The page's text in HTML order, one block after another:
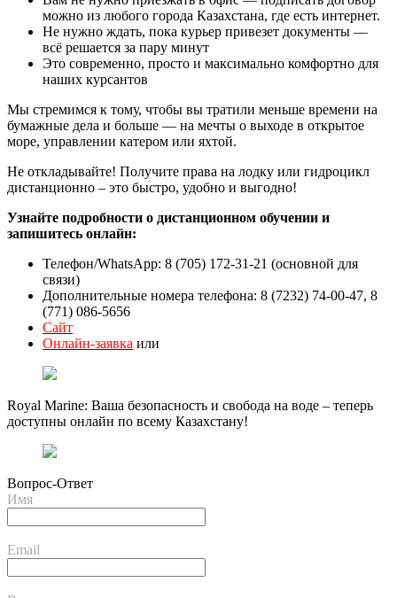
можно из любого города Казахстана, где есть интернет.
Не нужно ждать, пока курьер привезет документы —
всё решается за пару минут
Это современно, просто и максимально комфортно для
наших курсантов
Мы стремимся к тому, чтобы вы тратили меньше времени на
бумажные дела и больше — на мечты о выходе в открытое
море, управлении катером или яхтой.
Не откладывайте! Получите права на лодку или гидроцикл
дистанционно – это быстро, удобно и выгодно!
Узнайте подробности о дистанционном обучении и
запишитесь онлайн:
Телефон/WhatsApp: 8 (705) 172-31-21 (основной для
связи)
Дополнительные номера телефона: 8 (7232) 74-00-47, 8
(771) 086-5656
Сайт
Онлайн-заявка или
Royal Marine: Ваша безопасность и свобода на воде – теперь
доступны онлайн по всему Казахстану!
Вопрос-Ответ
Имя
Email